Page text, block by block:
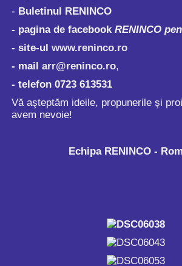
- Buletinul RENINCO
- pagina de facebookRENINCO
- site-ulwww.reninco.ro
- mailarr@reninco.ro,
- telefon 0723 613531
Vă aşteptăm ideile, propunerile şi
avem nevoie!
Echipa RENINCO -